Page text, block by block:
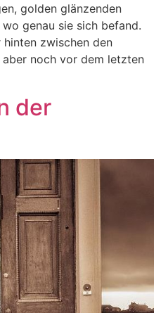
golden glänzenden
genau sie sich befand.
zwischen den
aber noch vor dem letzten
der